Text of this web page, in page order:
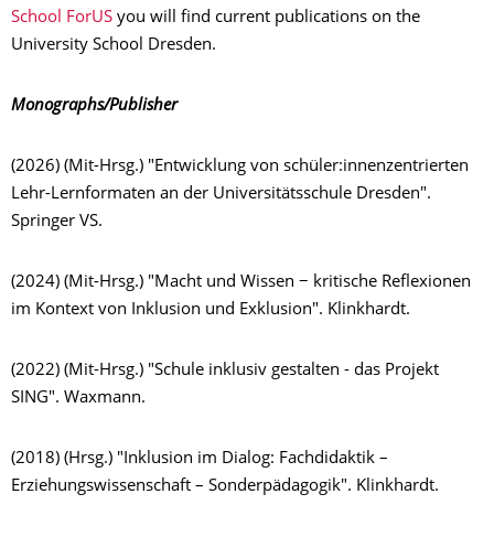
School ForUS you will find current publications on the
University School Dresden.
Monographs/Publisher
(2026) (Mit-Hrsg.) "Entwicklung von schüler:innenzentrierten
Lehr-Lernformaten an der Universitätsschule Dresden".
Springer VS.
(2024) (Mit-Hrsg.) "Macht und Wissen − kritische Reflexionen
im Kontext von Inklusion und Exklusion". Klinkhardt.
(2022) (Mit-Hrsg.) "Schule inklusiv gestalten - das Projekt
SING". Waxmann.
(2018) (Hrsg.) "Inklusion im Dialog: Fachdidaktik –
Erziehungswissenschaft – Sonderpädagogik". Klinkhardt.